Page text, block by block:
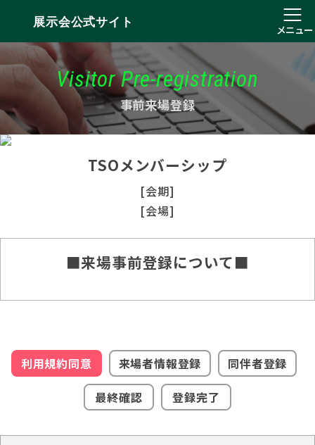
展示会公式サイト
メニュー
Visitor Pre-registration
事前来場登録
TSOメンバーシップ
[会期]
[会場]
■来場事前登録について■
利用規約同意 来場者情報登録
同伴者登録
最終確認
登録完了